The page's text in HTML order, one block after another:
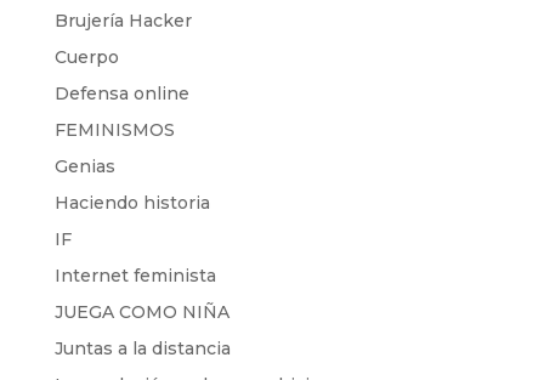
Brujería Hacker
Cuerpo
Defensa online
FEMINISMOS
Genias
Haciendo historia
IF
Internet feminista
JUEGA COMO NIÑA
Juntas a la distancia